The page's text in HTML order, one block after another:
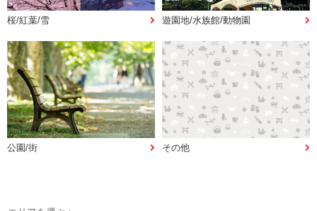
桜/紅葉/雪 遊園地/水族館/動物園
公園/街 その他